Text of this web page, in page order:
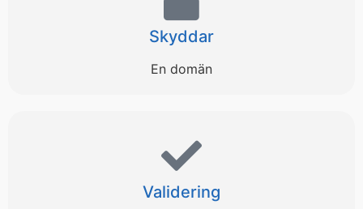
Skyddar
En domän
Validering